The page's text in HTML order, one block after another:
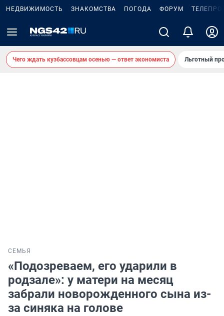
НЕДВИЖИМОСТЬ ЗНАКОМСТВА ПОГОДА ФОРУМ
Чего ждать кузбассовцам осенью — ответ экономиста Льготный
СЕМЬЯ
«Подозреваем, его ударили в
родзале»: у матери на месяц
забрали новорожденного сына из-
за синяка на голове